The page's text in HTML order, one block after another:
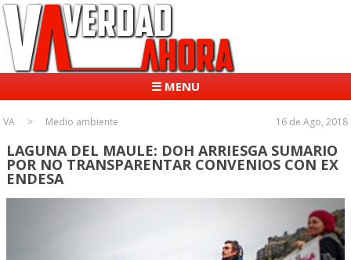
☰ MENU
VA Medio ambiente 16 de Ago, 2018
LAGUNA DEL MAULE: DOH ARRIESGA SUMARIO
POR NO TRANSPARENTAR CONVENIOS CON EX
ENDESA